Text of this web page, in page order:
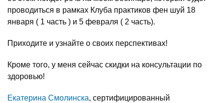
проводиться в рамках Клуба практиков фен шуй 18
января ( 1 часть ) и 5 февраля ( 2 часть).
Приходите и узнайте о своих перспективах!
Кроме того, у меня сейчас скидки на консультации по
здоровью!
Екатерина Смолинска, сертифицированный